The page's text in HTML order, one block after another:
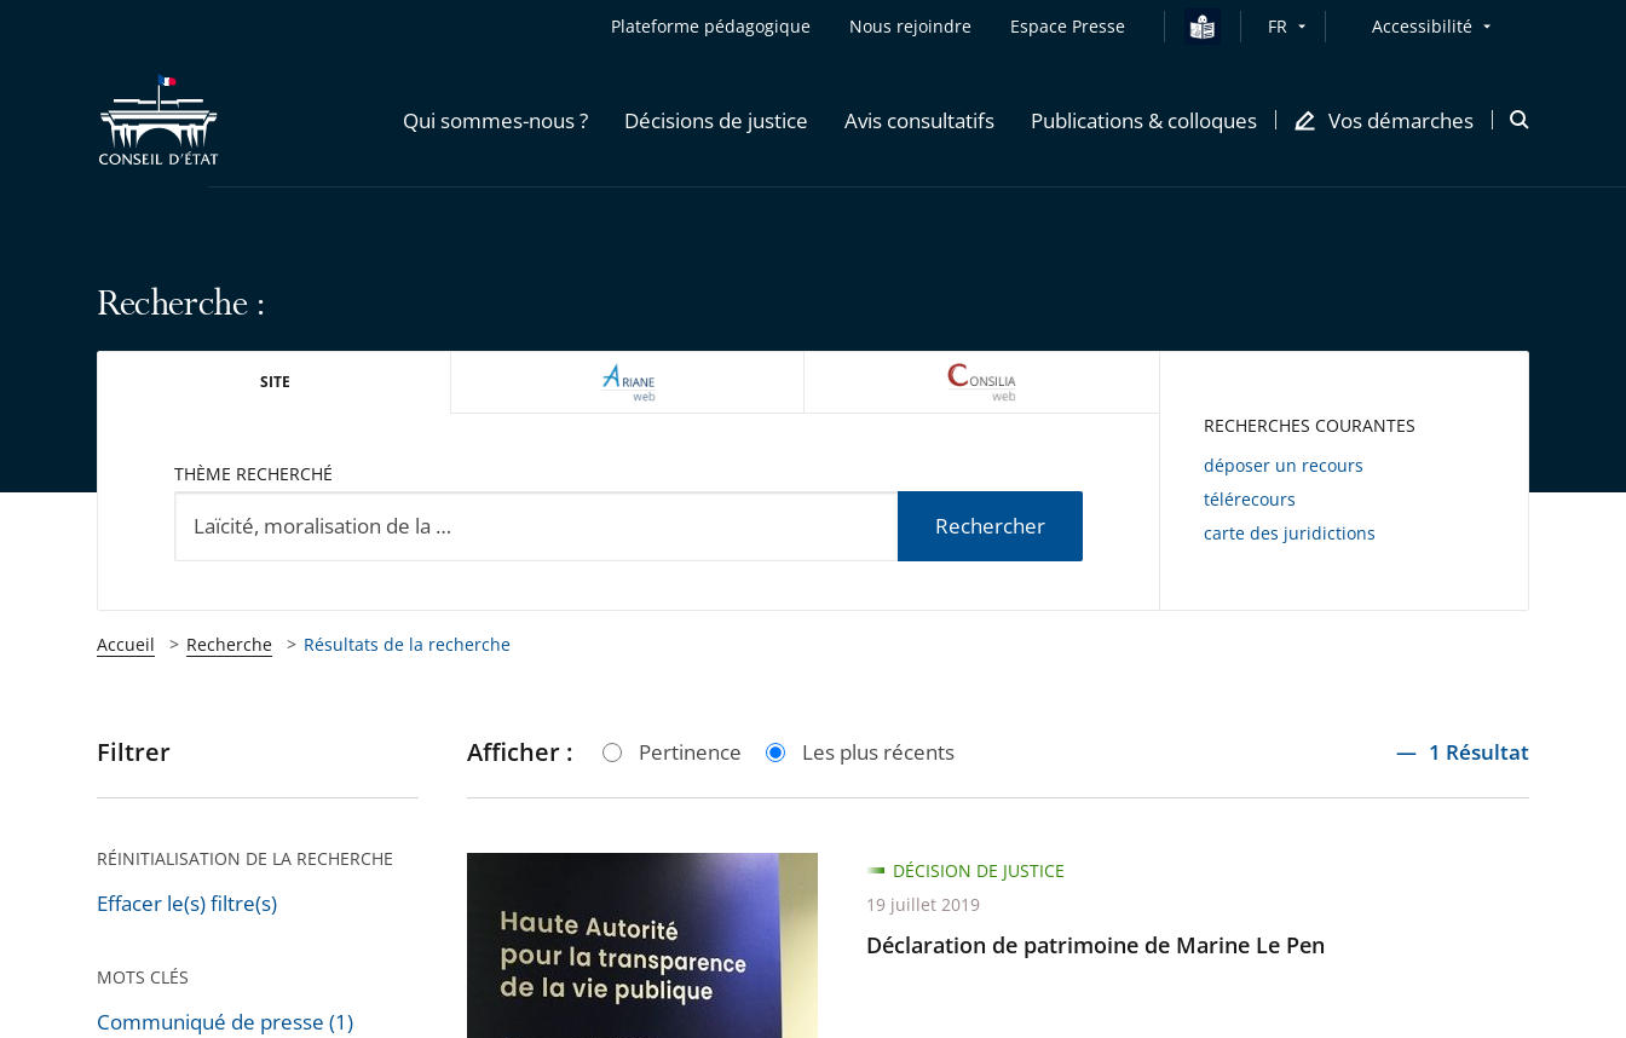
Plateforme pédagogique Nous rejoindre Espace Presse FR Accessibilité
Qui sommes-nous ? Décisions de justice Avis consultatifs Publications & colloques Vos démarches
Ouvrir
Recherche :
SITE ARIANEWEB
THÈME RECHERCHÉ
Rechercher
RECHERCHES COURANTES
déposer un recours
télérecours
carte des juridictions
Accueil Recherche Résultats de la recherche
Passer
pour
après
Filtrer
RÉINITIALISATION DE LA RECHERCHE
Effacer le(s) filtre(s)
MOTS CLÉS
Communiqué de presse (1)
Afficher : Pertinence Les plus récents 1 Résultat
patrimoine
Marine
Déclaration de patrimoine de Marine Le Pen
DÉCISION DE JUSTICE
19 juillet 2019